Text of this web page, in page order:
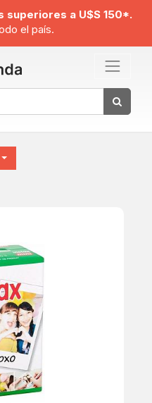
superiores a U$S 150*.
el país.